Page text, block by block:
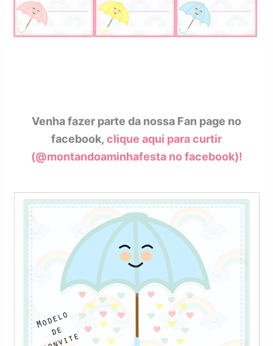
Venha fazer parte da nossa Fan page no
facebook, clique aqui para curtir
(@montandoaminhafesta no facebook)!